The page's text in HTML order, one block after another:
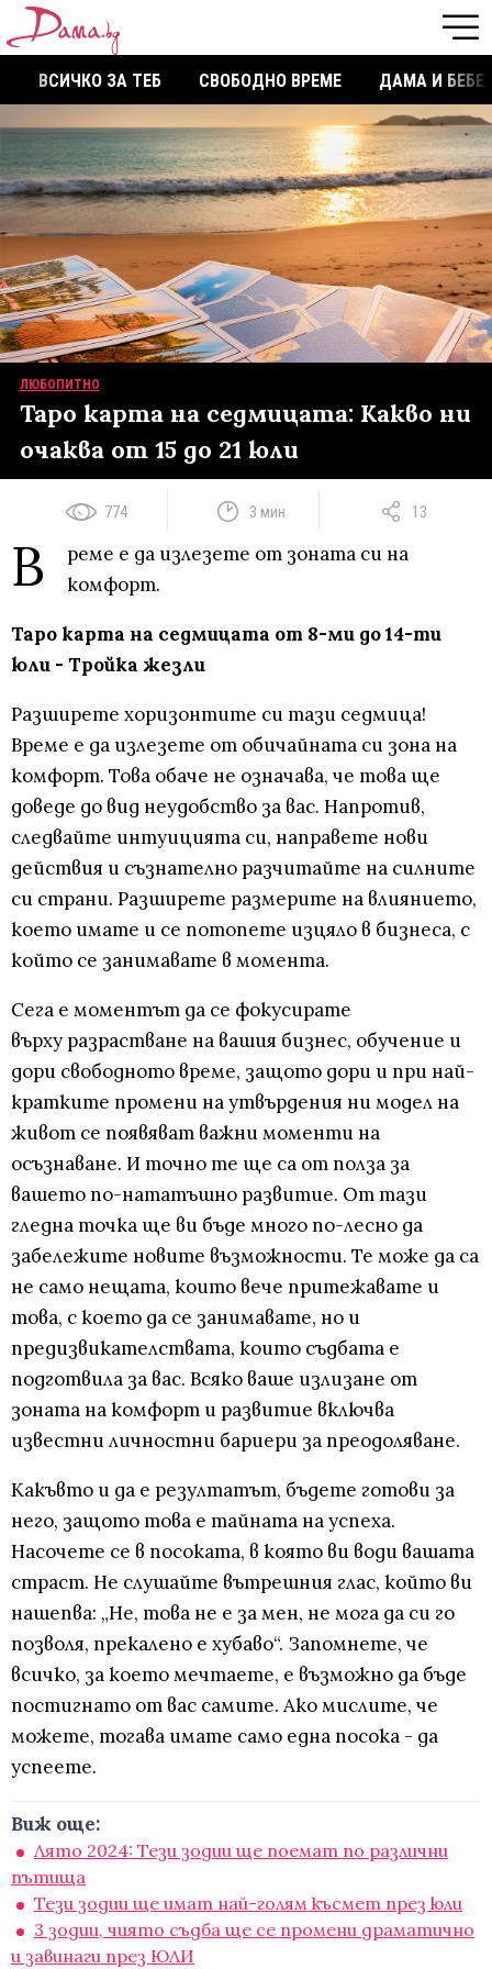
ВСИЧКО ЗА ТЕБ СВОБОДНО ВРЕМЕ ДАМА И БЕБЕ
ЛЮБОПИТНО
Таро карта на седмицата: Какво ни
очаква от 15 до 21 юли
774 3 мин 13
В
реме е да излезете от зоната си на
комфорт.
Таро карта на седмицата от 8-ми до 14-ти
юли - Тройка жезли
Разширете хоризонтите си тази седмица!
Време е да излезете от обичайната си зона на
комфорт. Това обаче не означава, че това ще
доведе до вид неудобство за вас. Напротив,
следвайте интуицията си, направете нови
действия и съзнателно разчитайте на силните
си страни. Разширете размерите на влиянието,
което имате и се потопете изцяло в бизнеса, с
който се занимавате в момента.
Сега е моментът да се фокусирате
върху разрастване на вашия бизнес, обучение и
дори свободното време, защото дори и при най-
кратките промени на утвърдения ни модел на
живот се появяват важни моменти на
осъзнаване. И точно те ще са от полза за
вашето по-нататъшно развитие. От тази
гледна точка ще ви бъде много по-лесно да
забележите новите възможности. Те може да са
не само нещата, които вече притежавате и
това, с което да се занимавате, но и
предизвикателствата, които съдбата е
подготвила за вас. Всяко ваше излизане от
зоната на комфорт и развитие включва
известни личностни бариери за преодоляване.
Какъвто и да е резултатът, бъдете готови за
него, защото това е тайната на успеха.
Насочете се в посоката, в която ви води вашата
страст. Не слушайте вътрешния глас, който ви
нашепва: „Не, това не е за мен, не мога да си го
позволя, прекалено е хубаво“. Запомнете, че
всичко, за което мечтаете, е възможно да бъде
постигнато от вас самите. Ако мислите, че
можете, тогава имате само една посока - да
успеете.
Виж още:
Лято 2024: Тези зодии ще поемат по различни
пътища
Тези зодии ще имат най-голям късмет през юли
3 зодии, чиято съдба ще се промени драматично
и завинаги през ЮЛИ